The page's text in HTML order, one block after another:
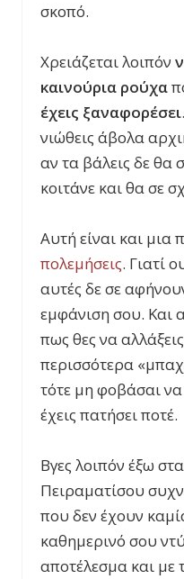
σκοπό.
Χρειάζεται λοιπόν
καινούρια ρούχα
έχεις ξαναφορέσει
νιώθεις άβολα
αν τα βάλεις δε θα
κοιτάνε και θα σε
Αυτή είναι και μια
πολεμήσεις. Γιατί
αυτές δε σε
εμφάνιση σου. Και
πως θες να
περισσότερα
τότε μη φοβάσαι
έχεις πατήσει ποτέ.
Βγες λοιπόν έξω
Πειραματίσου
που δεν έχουν
καθημερινό σου
αποτέλεσμα και